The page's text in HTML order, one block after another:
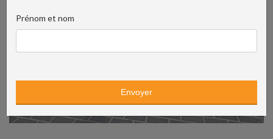
Prénom et nom